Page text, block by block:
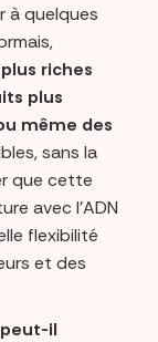
à quelques
riches
plus
même des
sans la
que cette
avec l’ADN
flexibilité
et des
il